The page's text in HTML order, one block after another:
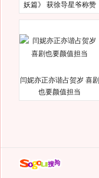
妖篇》 获徐导星爷称赞
闫妮亦正亦谐占贺岁 喜剧
也要颜值担当